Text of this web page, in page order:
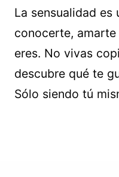
La sensualidad es
conocerte,
eres. No vivas
descubre qué te
Sólo siendo tú